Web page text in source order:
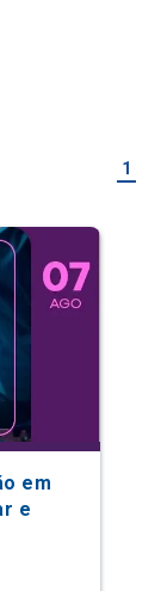
1
em
e